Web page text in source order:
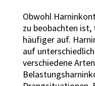
Obwohl
zu beobachten
häufiger auf.
auf
verschiedene